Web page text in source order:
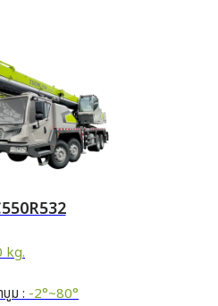
kg.
บูม :-2°~80°